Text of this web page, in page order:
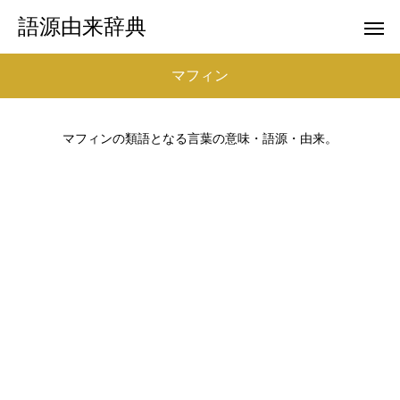
語源由来辞典
マフィン
マフィンの類語となる言葉の意味・語源・由来。